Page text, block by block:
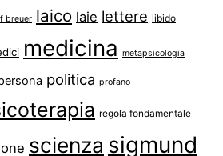
breuer laico laie lettere libido
medicina metapsicologia
politica profano
regola fondamentale
scienza sigmund